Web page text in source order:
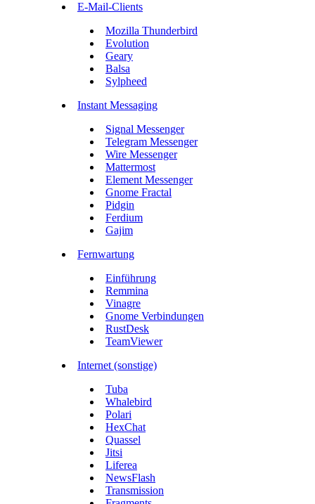
E-Mail-Clients
Mozilla Thunderbird
Evolution
Geary
Balsa
Sylpheed
Instant Messaging
Signal Messenger
Telegram Messenger
Wire Messenger
Mattermost
Element Messenger
Gnome Fractal
Pidgin
Ferdium
Gajim
Fernwartung
Einführung
Remmina
Vinagre
Gnome Verbindungen
RustDesk
TeamViewer
Internet (sonstige)
Tuba
Whalebird
Polari
HexChat
Quassel
Jitsi
Liferea
NewsFlash
Transmission